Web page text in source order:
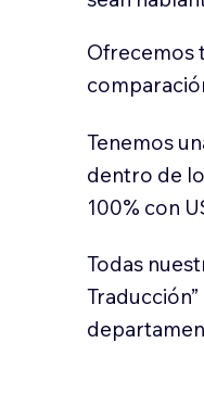
Ofrecemos
Tenemos
dentro de
100% con
Todas